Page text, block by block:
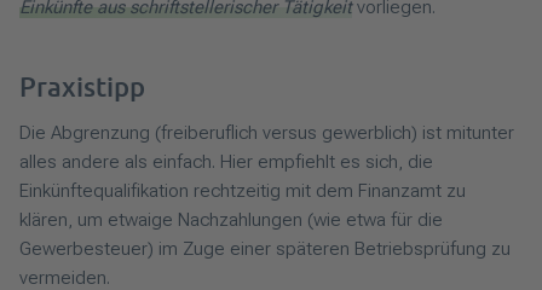
Einkünfte aus schriftstellerischer Tätigkeitvorliegen.
Praxistipp
Die Abgrenzung (freiberuflich versus gewerblich) ist mitunter
alles andere als einfach. Hier empfiehlt es sich, die
Einkünftequalifikation rechtzeitig mit dem Finanzamt zu
klären, um etwaige Nachzahlungen (wie etwa für die
Gewerbesteuer) im Zuge einer späteren Betriebsprüfung zu
vermeiden.